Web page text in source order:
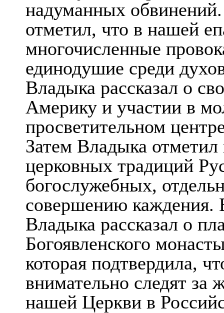
надуманных
отметил, что в нашей
многочисленные
единодушие среди
Владыка рассказал о
Америку и участии в
просветительном
Затем Владыка отметил
церковных традиций
богослужебных,
совершению каждения.
Владыка рассказал о
Богоявленского
которая подтвердила,
внимательно следят за
нашей Церкви в